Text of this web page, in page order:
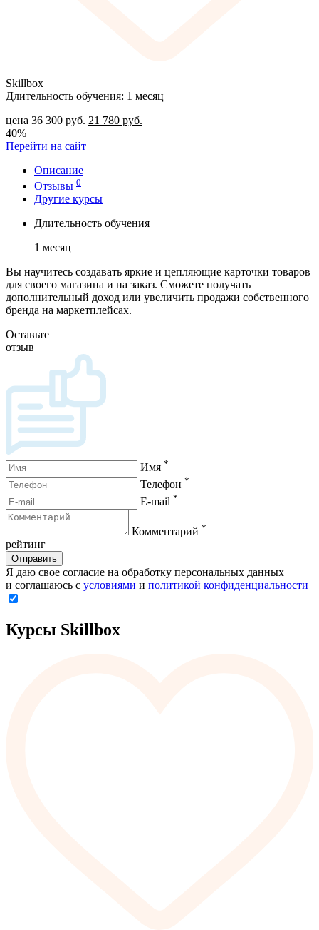
Skillbox
Длительность обучения: 1 месяц
цена 36 300руб. 21 780 руб.
40%
Перейти на сайт
Описание
Отзывы 0
Другие курсы
Длительность обучения
1 месяц
Вы научитесь создавать яркие и цепляющие карточки товаров
для своего магазина и на заказ. Сможете получать
дополнительный доход или увеличить продажи собственного
бренда на маркетплейсах.
Оставьте
отзыв
Имя *
Телефон *
E-mail *
Комментарий *
рейтинг
Отправить
Я даю свое согласие на обработку персональных данных
и соглашаюсь с условиями и политикой конфиденциальности
Курсы Skillbox